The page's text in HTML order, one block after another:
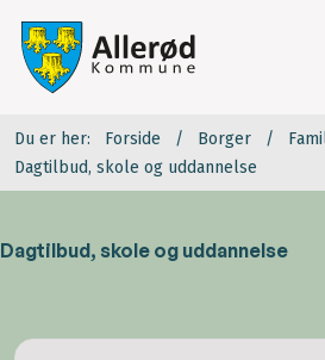
Du er her: Forside Borger
Dagtilbud, skole og uddannelse
Dagtilbud, skole og uddannelse